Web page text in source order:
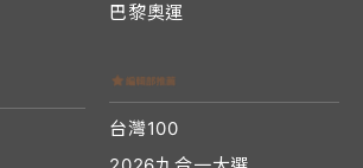
巴黎奧運
台灣100